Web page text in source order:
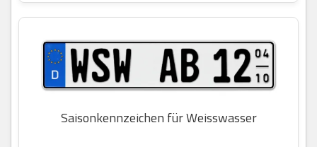
Saisonkennzeichen für Weisswasser